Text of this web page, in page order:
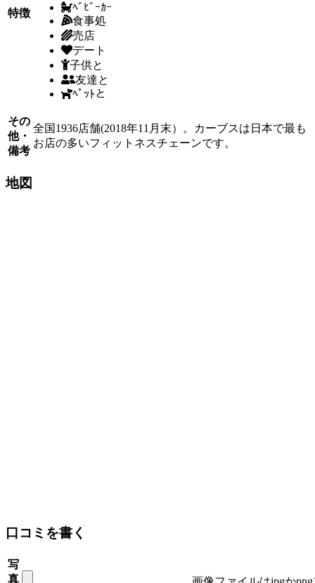
特徴
ﾍﾞﾋﾞｰｶｰ
食事処
売店
デート
子供と
友達と
ﾍﾟｯﾄと
その
他・
備考
全国1936店舗(2018年11月末）。カーブスは日本で最も
お店の多いフィットネスチェーンです。
地図
口コミを書く
写
真